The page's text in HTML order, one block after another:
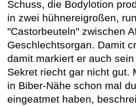
Schuss, die Bodylotion
in zwei hühnereigroßen,
"Castorbeuteln" zwischen
Geschlechtsorgan. Damit
damit markiert er auch
Sekret riecht gar nicht gut.
in Biber-Nähe schon mal
eingeatmet haben,